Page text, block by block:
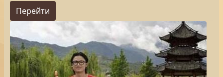
Перейти